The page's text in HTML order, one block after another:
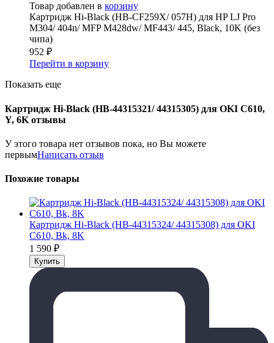
Товар добавлен в корзину
Картридж Hi-Black (HB-CF259X/ 057H) для HP LJ Pro
M304/ 404n/ MFP M428dw/ MF443/ 445, Black, 10K (без
чипа)
952 ₽
Перейти в корзину
Показать еще
Картридж Hi-Black (HB-44315321/ 44315305) для OKI C610,
Y, 6K отзывы
У этого товара нет отзывов пока, но Вы можете
первымНаписать отзыв
Похожие товары
Картридж Hi-Black (HB-44315324/ 44315308) для OKI
C610, Bk, 8K
1 590 ₽